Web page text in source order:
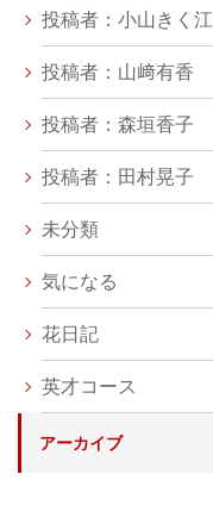
投稿者：小山きく江
投稿者：山﨑有香
投稿者：森垣香子
投稿者：田村晃子
未分類
気になる
花日記
英才コース
アーカイブ